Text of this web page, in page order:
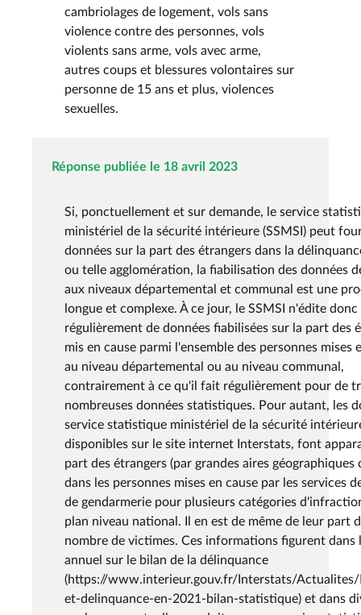
cambriolages de logement, vols sans
violence contre des personnes, vols
violents sans arme, vols avec arme,
autres coups et blessures volontaires sur
personne de 15 ans et plus, violences
sexuelles.
Réponse publiée le 18 avril 2023
Si, ponctuellement et sur demande, le service
ministériel de la sécurité intérieure (SSMSI) peut
données sur la part des étrangers dans la
ou telle agglomération, la fiabilisation des données
aux niveaux départemental et communal est une
longue et complexe. À ce jour, le SSMSI n'édite donc
régulièrement de données fiabilisées sur la part des
mis en cause parmi l'ensemble des personnes mises
au niveau départemental ou au niveau communal,
contrairement à ce qu'il fait régulièrement pour de
nombreuses données statistiques. Pour autant, les
service statistique ministériel de la sécurité
disponibles sur le site internet Interstats, font
part des étrangers (par grandes aires géographiques
dans les personnes mises en cause par les services
de gendarmerie pour plusieurs catégories
plan niveau national. Il en est de même de leur part
nombre de victimes. Ces informations figurent dans
annuel sur le bilan de la délinquance
(https://www.interieur.gouv.fr/Interstats/Actualites/
et-delinquance-en-2021-bilan-statistique) et dans